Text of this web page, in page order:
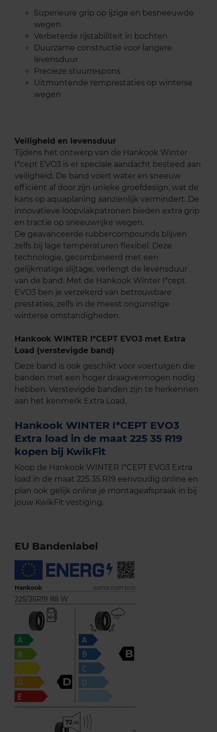
Superieure grip op ijzige en besneeuwde
wegen
Verbeterde rijstabiliteit in bochten
Duurzame constructie voor langere
levensduur
Precieze stuurrespons
Uitmuntende remprestaties op winterse
wegen
Veiligheid en levensduur
Tijdens het ontwerp van de Hankook Winter
I*cept EVO3 is er speciale aandacht besteed aan
veiligheid. De band voert water en sneeuw
efficiënt af door zijn unieke groefdesign, wat de
kans op aquaplaning aanzienlijk vermindert. De
innovatieve loopvlakpatronen bieden extra grip
en tractie op sneeuwrijke wegen.
De geavanceerde rubbercompounds blijven
zelfs bij lage temperaturen flexibel. Deze
technologie, gecombineerd met een
gelijkmatige slijtage, verlengt de levensduur
van de band. Met de Hankook Winter I*cept
EVO3 ben je verzekerd van betrouwbare
prestaties, zelfs in de meest ongunstige
winterse omstandigheden.
Hankook WINTER I*CEPT EVO3 met Extra
Load (verstevigde band)
Deze band is ook geschikt voor voertuigen die
banden met een hoger draagvermogen nodig
hebben. Verstevigde banden zijn te herkennen
aan het kenmerk Extra Load.
Hankook WINTER I*CEPT EVO3
Extra load in de maat 225 35 R19
kopen bij KwikFit
Koop de Hankook WINTER I*CEPT EVO3 Extra
load in de maat 225 35 R19 eenvoudig online en
plan ook gelijk online je montageafspraak in bij
jouw KwikFit vestiging.
EU Bandenlabel
Hankook WINTER I*CEPT EVO3
225/35R19 88 W
D
B
72